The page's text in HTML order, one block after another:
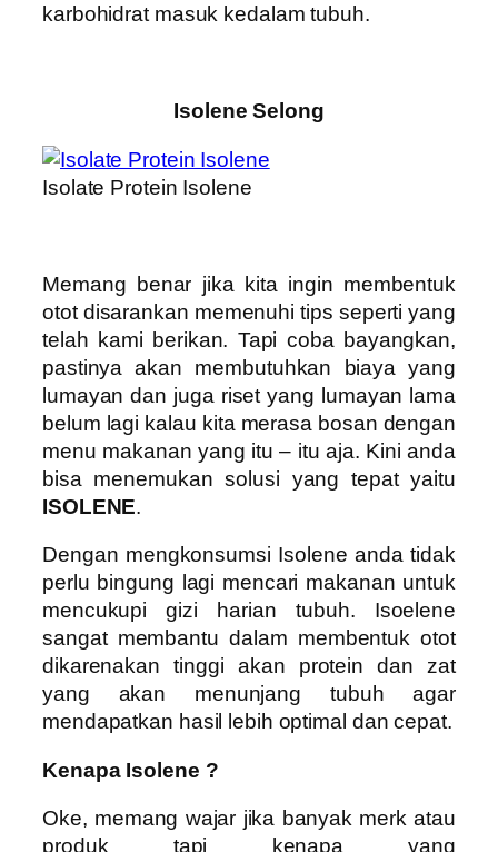
karbohidrat masuk kedalam tubuh.
Isolene Selong
Isolate Protein Isolene
Memang benar jika kita ingin membentuk
otot disarankan memenuhi tips seperti yang
telah kami berikan. Tapi coba bayangkan,
pastinya akan membutuhkan biaya yang
lumayan dan juga riset yang lumayan lama
belum lagi kalau kita merasa bosan dengan
menu makanan yang itu – itu aja. Kini anda
bisa menemukan solusi yang tepat yaitu
ISOLENE.
Dengan mengkonsumsi Isolene anda tidak
perlu bingung lagi mencari makanan untuk
mencukupi gizi harian tubuh. Isoelene
sangat membantu dalam membentuk otot
dikarenakan tinggi akan protein dan zat
yang akan menunjang tubuh agar
mendapatkan hasil lebih optimal dan cepat.
Kenapa Isolene ?
Oke, memang wajar jika banyak merk atau
produk tapi kenapa yang